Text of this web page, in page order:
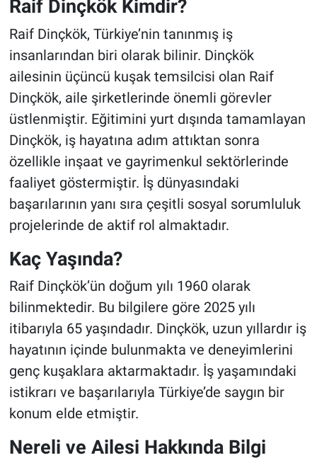
Raif Dinçkök Kimdir?
Raif Dinçkök, Türkiye’nin tanınmış iş
insanlarından biri olarak bilinir. Dinçkök
ailesinin üçüncü kuşak temsilcisi olan Raif
Dinçkök, aile şirketlerinde önemli görevler
üstlenmiştir. Eğitimini yurt dışında tamamlayan
Dinçkök, iş hayatına adım attıktan sonra
özellikle inşaat ve gayrimenkul sektörlerinde
faaliyet göstermiştir. İş dünyasındaki
başarılarının yanı sıra çeşitli sosyal sorumluluk
projelerinde de aktif rol almaktadır.
Kaç Yaşında?
Raif Dinçkök’ün doğum yılı 1960 olarak
bilinmektedir. Bu bilgilere göre 2025 yılı
itibarıyla 65 yaşındadır. Dinçkök, uzun yıllardır iş
hayatının içinde bulunmakta ve deneyimlerini
genç kuşaklara aktarmaktadır. İş yaşamındaki
istikrarı ve başarılarıyla Türkiye’de saygın bir
konum elde etmiştir.
Nereli ve Ailesi Hakkında Bilgi